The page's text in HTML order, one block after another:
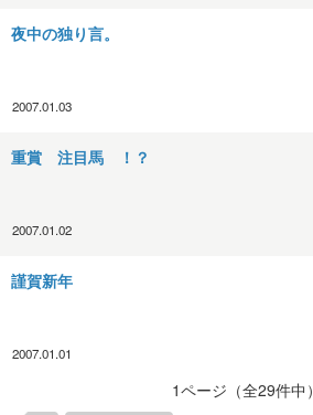
夜中の独り言。
2007.01.03
重賞 注目馬 ！？
2007.01.02
謹賀新年
2007.01.01
1ページ（全29件中）